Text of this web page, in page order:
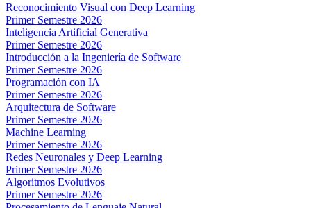
Reconocimiento Visual con Deep Learning
Primer Semestre 2026
Inteligencia Artificial Generativa
Primer Semestre 2026
Introducción a la Ingeniería de Software
Primer Semestre 2026
Programación con IA
Primer Semestre 2026
Arquitectura de Software
Primer Semestre 2026
Machine Learning
Primer Semestre 2026
Redes Neuronales y Deep Learning
Primer Semestre 2026
Algoritmos Evolutivos
Primer Semestre 2026